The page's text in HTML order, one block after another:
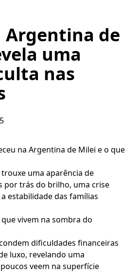
Argentina de
uma
nas
na Argentina de Milei e o que
uma aparência de
por trás do brilho, uma crise
estabilidade das famílias
vivem na sombra do
dificuldades financeiras
luxo, revelando uma
veem na superfície